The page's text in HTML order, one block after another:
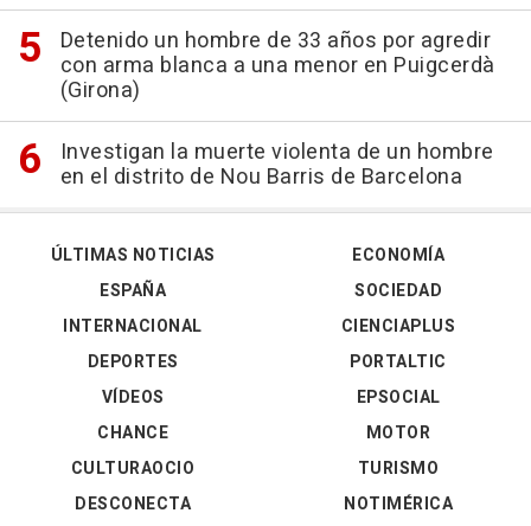
Detenido un hombre de 33 años por agredir
con arma blanca a una menor en Puigcerdà
(Girona)
Investigan la muerte violenta de un hombre
en el distrito de Nou Barris de Barcelona
ÚLTIMAS NOTICIAS
ESPAÑA
INTERNACIONAL
DEPORTES
VÍDEOS
ECONOMÍA
SOCIEDAD
CIENCIAPLUS
PORTALTIC
EPSOCIAL
CHANCE
CULTURAOCIO
DESCONECTA
MOTOR
TURISMO
NOTIMÉRICA